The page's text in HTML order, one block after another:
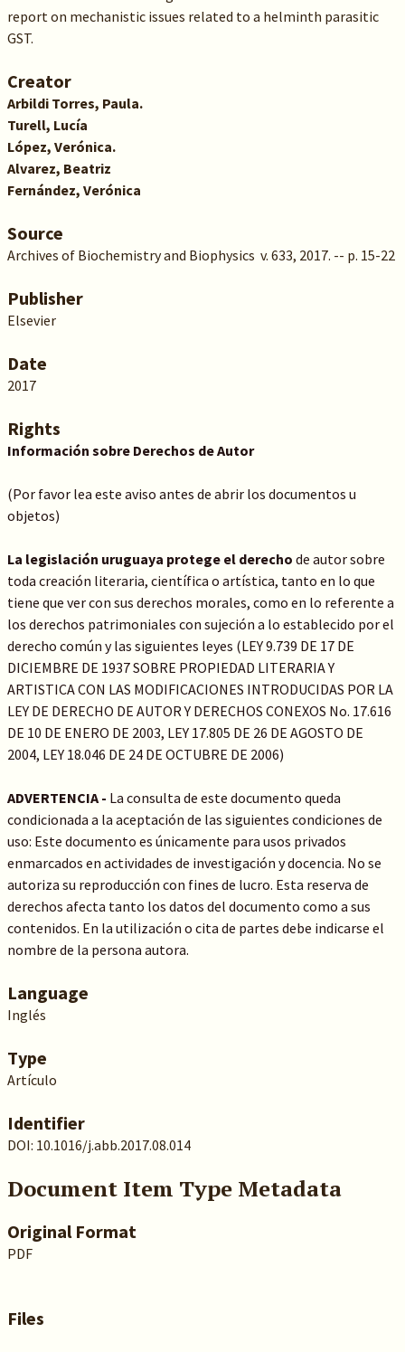
report on mechanistic issues related to a helminth parasitic
GST.
Creator
Arbildi Torres, Paula.
Turell, Lucía
López, Verónica.
Alvarez, Beatriz
Fernández, Verónica
Source
Archives of Biochemistry and Biophysics v. 633, 2017. -- p. 15-22
Publisher
Elsevier
Date
2017
Rights
Información sobre Derechos de Autor
(Por favor lea este aviso antes de abrir los documentos u
objetos)
La legislación uruguaya protege el derecho de autor sobre
toda creación literaria, científica o artística, tanto en lo que
tiene que ver con sus derechos morales, como en lo referente a
los derechos patrimoniales con sujeción a lo establecido por el
derecho común y las siguientes leyes (LEY 9.739 DE 17 DE
DICIEMBRE DE 1937 SOBRE PROPIEDAD LITERARIA Y
ARTISTICA CON LAS MODIFICACIONES INTRODUCIDAS POR LA
LEY DE DERECHO DE AUTOR Y DERECHOS CONEXOS No. 17.616
DE 10 DE ENERO DE 2003, LEY 17.805 DE 26 DE AGOSTO DE
2004, LEY 18.046 DE 24 DE OCTUBRE DE 2006)
ADVERTENCIA - La consulta de este documento queda
condicionada a la aceptación de las siguientes condiciones de
uso: Este documento es únicamente para usos privados
enmarcados en actividades de investigación y docencia. No se
autoriza su reproducción con fines de lucro. Esta reserva de
derechos afecta tanto los datos del documento como a sus
contenidos. En la utilización o cita de partes debe indicarse el
nombre de la persona autora.
Language
Inglés
Type
Artículo
Identifier
DOI: 10.1016/j.abb.2017.08.014
Document Item Type Metadata
Original Format
PDF
Files